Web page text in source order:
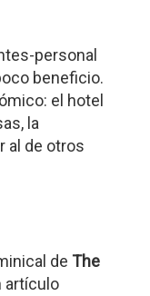
personal
beneficio.
el hotel
la
al de otros
de The
artículo